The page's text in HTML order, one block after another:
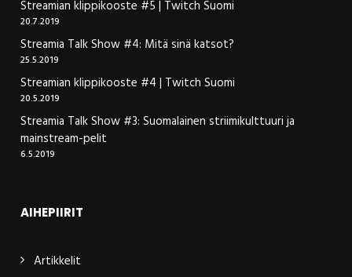
Streamian klippikooste #5 | Twitch Suomi
20.7.2019
Streamia Talk Show #4: Mitä sinä katsot?
25.5.2019
Streamian klippikooste #4 | Twitch Suomi
20.5.2019
Streamia Talk Show #3: Suomalainen striimikulttuuri ja
mainstream-pelit
6.5.2019
AIHEPIIRIT
Artikkelit